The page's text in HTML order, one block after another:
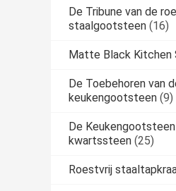
De Tribune van de
staalgootsteen (16)
Matte Black Kitchen
De Toebehoren van
keukengootsteen (9)
De
kwartssteen (25)
Roestvrij